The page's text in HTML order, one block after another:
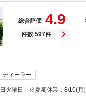
総合評価 4.9
件数 597件
ディーラー
火曜日 ※夏期休業：8/10(月)